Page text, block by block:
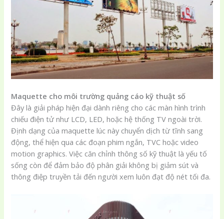
Maquette cho môi trường quảng cáo kỹ thuật số
Đây là giải pháp hiện đại dành riêng cho các màn hình trình
chiếu điện tử như LCD, LED, hoặc hệ thống TV ngoài trời.
Định dạng của maquette lúc này chuyển dịch từ tĩnh sang
động, thể hiện qua các đoạn phim ngắn, TVC hoặc video
motion graphics. Việc căn chỉnh thông số kỹ thuật là yếu tố
sống còn để đảm bảo độ phân giải không bị giảm sút và
thông điệp truyền tải đến người xem luôn đạt độ nét tối đa.